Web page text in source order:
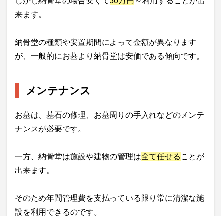
来ます。
納骨堂の種類や安置期間によって金額が異なります
が、一般的にお墓より納骨堂は安価である傾向です。
メンテナンス
お墓は、墓石の修理、お墓周りの手入れなどのメンテ
ナンスが必要です。
一方、納骨堂は施設や建物の管理は全て任せる ことが
出来ます。
そのため年間管理費を支払っている限り常に清潔な施
設を利用できるのです。